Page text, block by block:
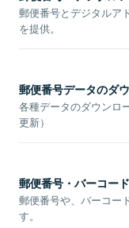
郵便番号とデジタルア
を提供。
郵便番号データのダ
各種データのダウンロ
更新）
郵便番号・バーコー
郵便番号や、バーコー
す。